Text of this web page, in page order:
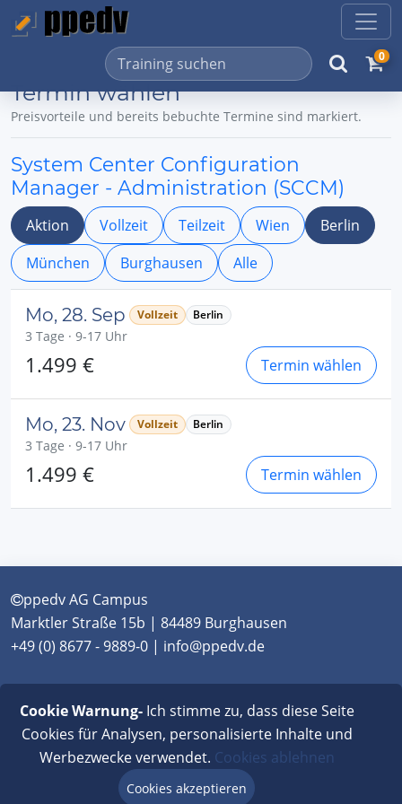
0
Termin wählen
Preisvorteile und bereits bebuchte Termine sind markiert.
System Center Configuration
Manager - Administration (SCCM)
Aktion Vollzeit Teilzeit Wien
Berlin
München
Burghausen Alle
Mo, 28. Sep Vollzeit Berlin
3 Tage · 9-17 Uhr
1.499 € Termin wählen
Mo, 23. Nov Vollzeit Berlin
3 Tage · 9-17 Uhr
1.499 € Termin wählen
ppedv AG Campus
Marktler Straße 15b | 84489 Burghausen
+49 (0) 8677 - 9889-0 | info@ppedv.de
Classroom
|Impressum|Datenschutz|FAQ
Cookie Warnung-Ich stimme zu, dass diese Seite
Cookies für Analysen, personalisierte Inhalte und
Werbezwecke verwendet. Cookies ablehnen
Cookies akzeptieren